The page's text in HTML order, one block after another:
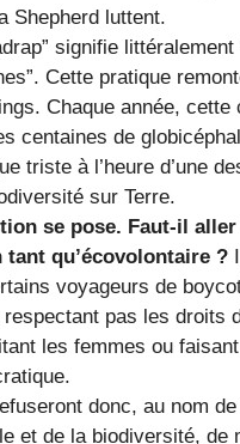
Shepherd luttent.
signifie littéralement
Cette pratique
Chaque année, cette
centaines de
triste à l’heure d’une
sur Terre.
se pose. Faut-il aller
tant qu’écovolontaire ?
voyageurs de
pas les droits
les femmes ou
donc, au nom
et de la biodiversité, de